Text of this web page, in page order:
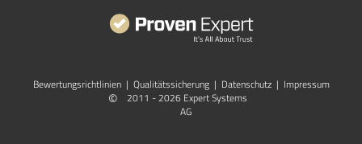
Bewertungs­richtlinien | Qualitätssicherung | Datenschutz | Impressum
©
2011 - 2026 Expert Systems
AG